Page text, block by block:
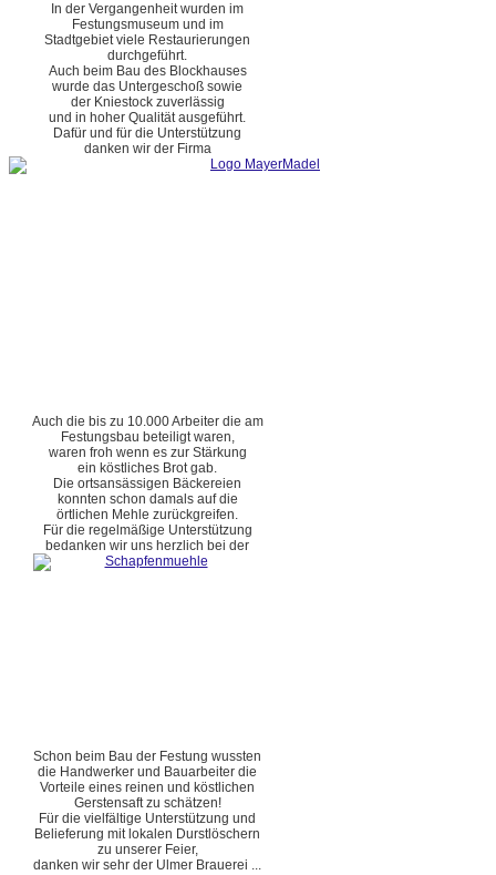
In der Vergangenheit wurden im
Festungsmuseum und im
Stadtgebiet viele Restaurierungen
durchgeführt.
Auch beim Bau des Blockhauses
wurde das Untergeschoß sowie
der Kniestock zuverlässig
und in hoher Qualität ausgeführt.
Dafür und für die Unterstützung
danken wir der Firma
Auch die bis zu 10.000 Arbeiter die am
Festungsbau beteiligt waren,
waren froh wenn es zur Stärkung
ein köstliches Brot gab.
Die ortsansässigen Bäckereien
konnten schon damals auf die
örtlichen Mehle zurückgreifen.
Für die regelmäßige Unterstützung
bedanken wir uns herzlich bei der
Schon beim Bau der Festung wussten
die Handwerker und Bauarbeiter die
Vorteile eines reinen und köstlichen
Gerstensaft zu schätzen!
Für die vielfältige Unterstützung und
Belieferung mit lokalen Durstlöschern
zu unserer Feier,
danken wir sehr der Ulmer Brauerei ...